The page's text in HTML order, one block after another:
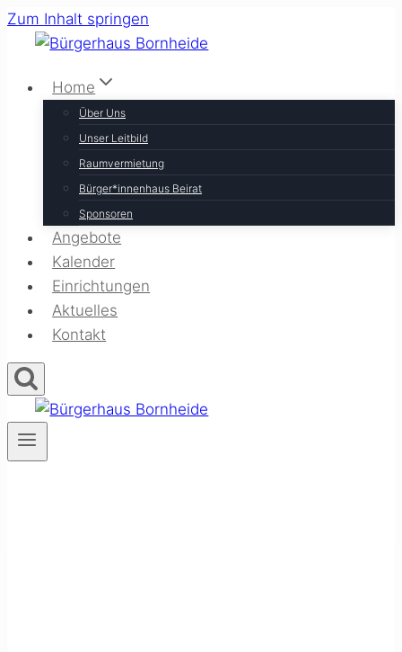
Zum Inhalt springen
Home
Über Uns
Unser Leitbild
Raumvermietung
Bürger*innenhaus Beirat
Sponsoren
Angebote
Kalender
Einrichtungen
Aktuelles
Kontakt